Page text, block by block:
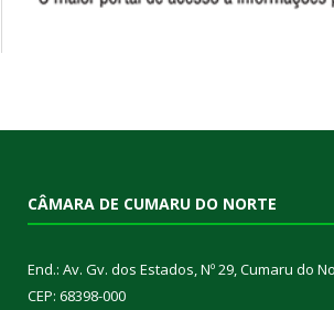
CÂMARA DE CUMARU DO NORTE
End.: Av. Gv. dos Estados, Nº 29, Cumaru do
CEP: 68398-000